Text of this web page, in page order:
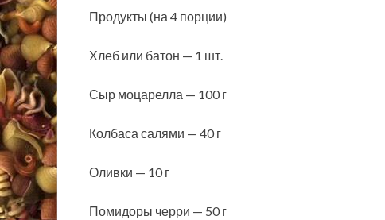
Продукты (на 4 порции)
Хлеб или батон — 1 шт.
Сыр моцарелла — 100 г
Колбаса салями — 40 г
Оливки — 10 г
Помидоры черри — 50 г